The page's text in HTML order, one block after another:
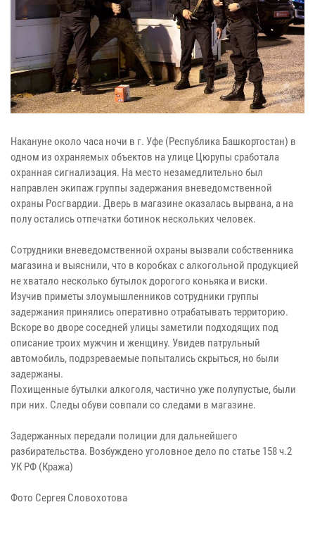
Накануне около часа ночи в г. Уфе (Республика Башкортостан) в
одном из охраняемых объектов на улице Цюрупы сработала
охранная сигнализация. На место незамедлительно был
направлен экипаж группы задержания вневедомственной
охраны Росгвардии. Дверь в магазине оказалась вырвана, а на
полу остались отпечатки ботинок нескольких человек.
Сотрудники вневедомственной охраны вызвали собственника
магазина и выяснили, что в коробках с алкогольной продукцией
не хватало несколько бутылок дорогого коньяка и виски.
Изучив приметы злоумышленников сотрудники группы
задержания принялись оперативно отрабатывать территорию.
Вскоре во дворе соседней улицы заметили подходящих под
описание троих мужчин и женщину. Увидев патрульный
автомобиль, подрзреваемые попытались скрыться, но были
задержаны.
Похищенные бутылки алкоголя, частично уже полупустые, были
при них. Следы обуви совпали со следами в магазине.
Задержанных передали полиции для дальнейшего
разбирательства. Возбуждено уголовное дело по статье 158 ч.2
УК РФ (Кража)
Фото Сергея Словохотова